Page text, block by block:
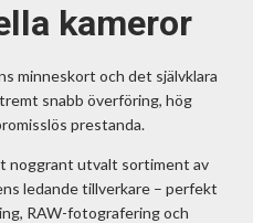
kameror
minneskort och det självklara
snabb överföring, hög
prestanda.
noggrant utvalt sortiment av
ledande tillverkare – perfekt
RAW-fotografering och